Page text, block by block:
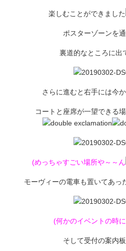
楽しむことができました
ポスターゾーンを
裏道的なところに出
さらに進むと右手には今
コートと座席が一望できる
(めっちゃすごい場所や～～ん
モーヴィーの電車も置いてあっ
(何かのイベントの時
そして受付の案内